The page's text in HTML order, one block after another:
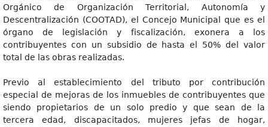
Orgánico de Organización Territorial, Autonomía y
Descentralización (COOTAD), el Concejo Municipal que es el
órgano de legislación y fiscalización, exonera a los
contribuyentes con un subsidio de hasta el 50% del valor
total de las obras realizadas.
Previo al establecimiento del tributo por contribución
especial de mejoras de los inmuebles de contribuyentes que
siendo propietarios de un solo predio y que sean de la
tercera edad, discapacitados, mujeres jefas de hogar,